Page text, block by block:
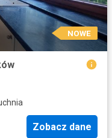
NOWE
Zobacz dane